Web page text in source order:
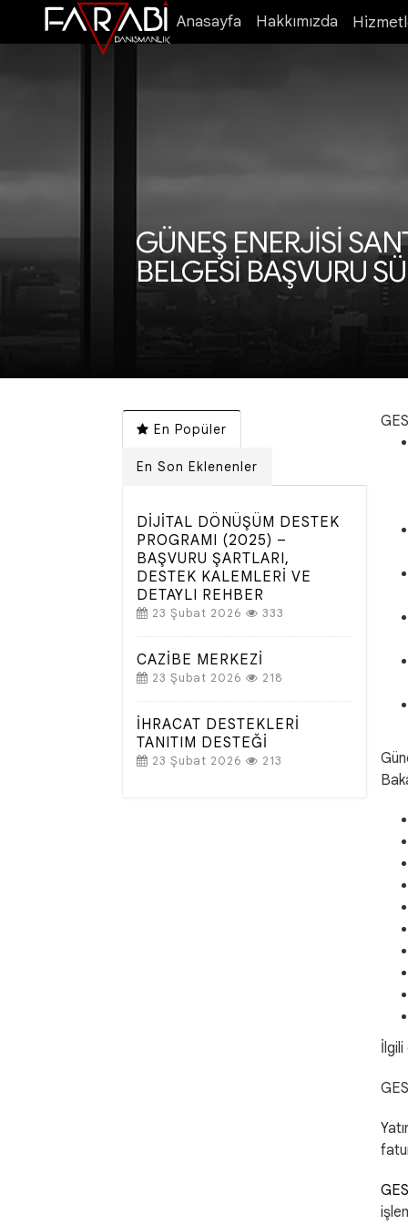
Anasayfa Hakkımızda
GÜNEŞ ENERJİSİ
BELGESİ BAŞVURU
En Popüler
En Son Eklenenler
DİJİTAL DÖNÜŞÜM DESTEK
PROGRAMI (2025) –
BAŞVURU ŞARTLARI,
DESTEK KALEMLERİ VE
DETAYLI REHBER
23 Şubat 2026 333
CAZİBE MERKEZİ
23 Şubat 2026 218
İHRACAT DESTEKLERİ
TANITIM DESTEĞİ
23 Şubat 2026 213